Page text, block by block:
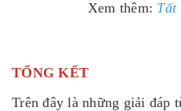
Xem thêm: Tất
TỔNG KẾT
Trên đây là những giải đáp